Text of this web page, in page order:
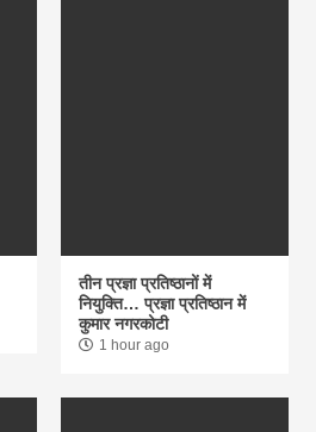
तीन प्रज्ञा प्रतिष्ठानों में
नियुक्ति… प्रज्ञा प्रतिष्ठान में
कुमार नगरकोटी
1 hour ago